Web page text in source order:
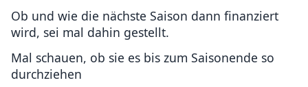
Ob und wie die nächste Saison dann finanziert
wird, sei mal dahin gestellt.
Mal schauen, ob sie es bis zum Saisonende so
durchziehen